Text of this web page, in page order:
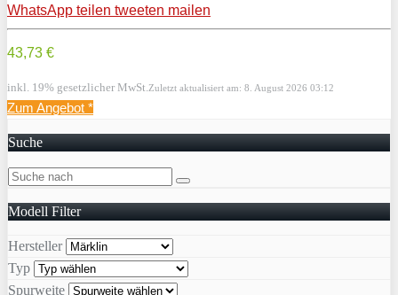
WhatsApp teilen tweeten mailen
43,73 €
inkl. 19% gesetzlicher MwSt. Zuletzt aktualisiert am: 8. August 2026 03:12
Zum Angebot *
Suche
Modell Filter
Hersteller
Typ
Spurweite